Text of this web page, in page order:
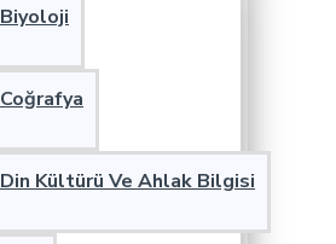
Biyoloji
Coğrafya
Din Kültürü Ve Ahlak Bilgisi